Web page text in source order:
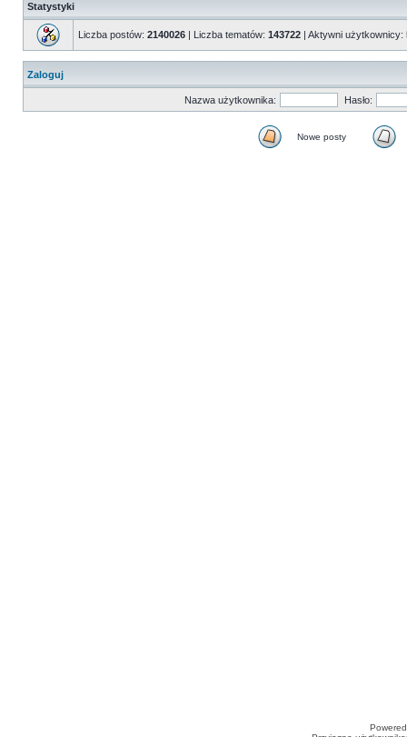
Statystyki
Liczba postów: 2140026 | Liczba tematów: 143722 | Aktywni użytkownicy:
Zaloguj
Nazwa użytkownika: Hasło:
Nowe posty